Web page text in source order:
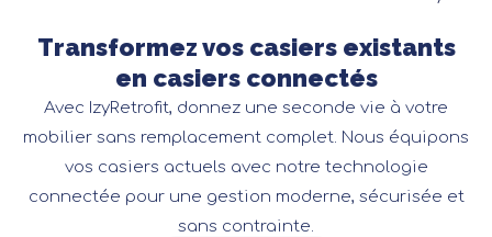
Transformez vos casiers existants
en casiers connectés
Avec IzyRetrofit, donnez une seconde vie à votre
mobilier sans remplacement complet. Nous équipons
vos casiers actuels avec notre technologie
connectée pour une gestion moderne, sécurisée et
sans contrainte.